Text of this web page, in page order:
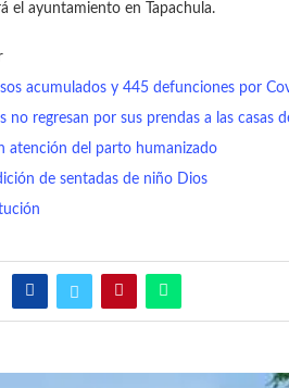
el ayuntamiento en Tapachula.
acumulados y 445 defunciones por
no regresan por sus prendas a las casas
atención del parto humanizado
de sentadas de niño Dios